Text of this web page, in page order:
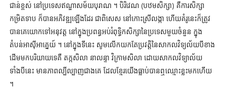
ជាន់ខ្ពស់ នៅប្រទេសឥណ្ឌាសម័យបុរាណ ។ បិរិវេណ (បឋមសិក្សា) គឺការសិក្សា
កម្រិតទាប ក៏បានអភិវឌ្ឍឡើងដែរ ជាពិសេស នៅកោះស្រីលង្កា ហើយគំរូនេះក៏ត្រូវ
បានគេយោកទៅអនុវត្ត នៅក្នុងប្រពន្ធអប់រំពុទ្ធិកសិក្សានៃប្រទេសមួយចំនួន ក្នុង
តំបន់អាស៊ីអាគ្នេយ៍ ។ នៅក្នុងទីនេះ សូមលើកយកតែប្រវត្តិនៃសាកលវិទ្យល័យបីខាង
ដើមមកបរិយាយទេគឺ តក្កសិលា នាលន្ទា វិក្រាមសិលា ដោយសាកលវិទ្យាល័យ
ទាំងបីនេះ មានភាពល្បីល្បាញជាងគេ ដែលខ្មែរយើងធ្លាប់បានឮឈ្មោះខ្លះមកហើយ
។